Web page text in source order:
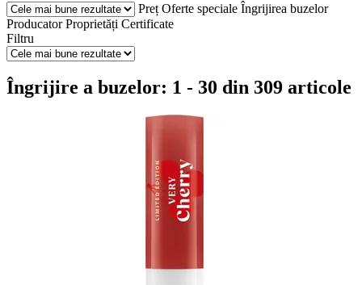
Preț Oferte speciale Îngrijirea buzelor
Producator Proprietăți Certificate
Filtru
Îngrijire a buzelor: 1 - 30 din 309 articole